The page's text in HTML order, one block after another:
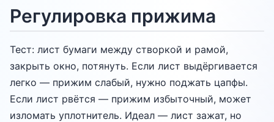
Регулировка прижима
Тест: лист бумаги между створкой и рамой,
закрыть окно, потянуть. Если лист выдёргивается
легко — прижим слабый, нужно поджать цапфы.
Если лист рвётся — прижим избыточный, может
изломать уплотнитель. Идеал — лист зажат, но